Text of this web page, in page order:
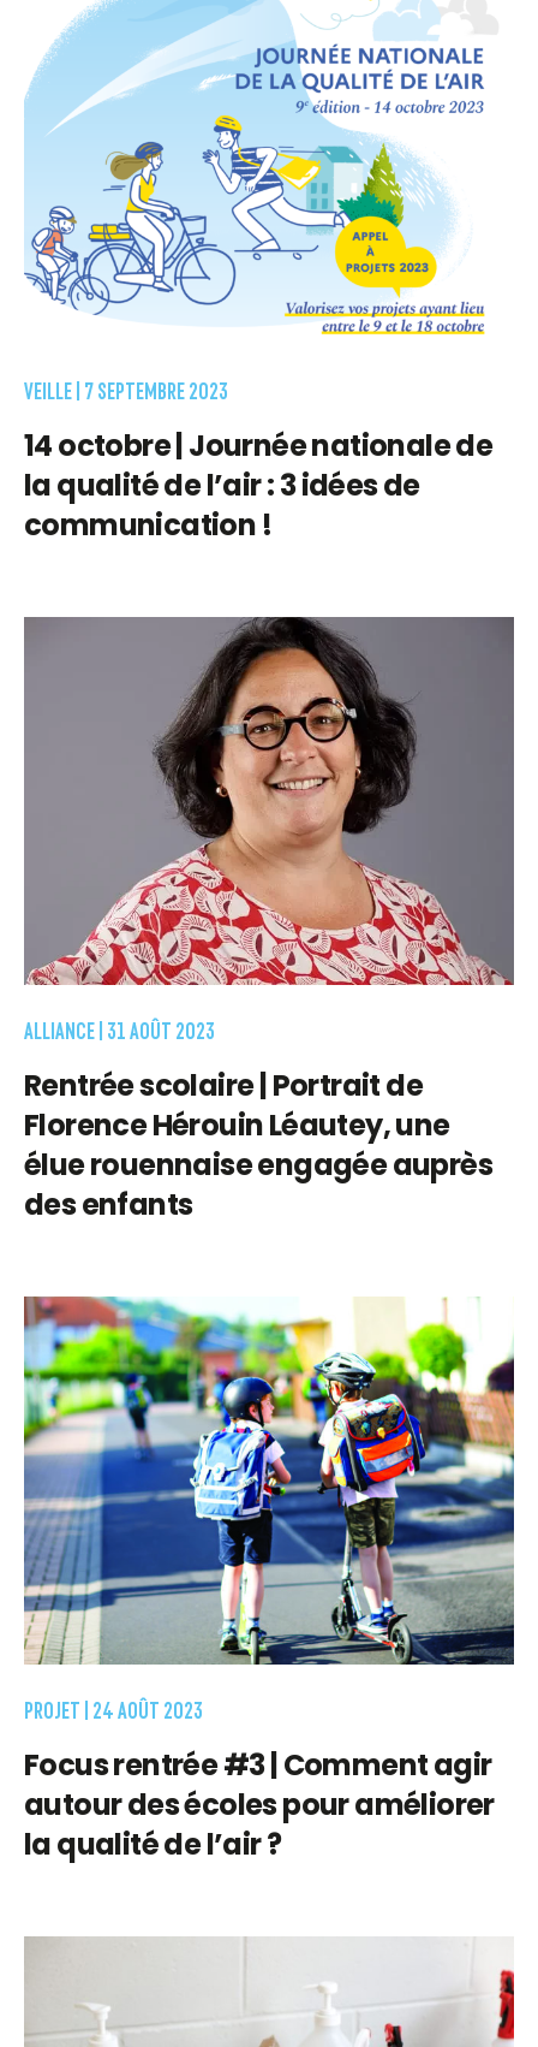
VEILLE | 7 SEPTEMBRE 2023
14 octobre | Journée nationale de
la qualité de l’air : 3 idées de
communication !
ALLIANCE | 31 AOÛT 2023
Rentrée scolaire | Portrait de
Florence Hérouin Léautey, une
élue rouennaise engagée auprès
des enfants
PROJET | 24 AOÛT 2023
Focus rentrée #3 | Comment agir
autour des écoles pour améliorer
la qualité de l’air ?